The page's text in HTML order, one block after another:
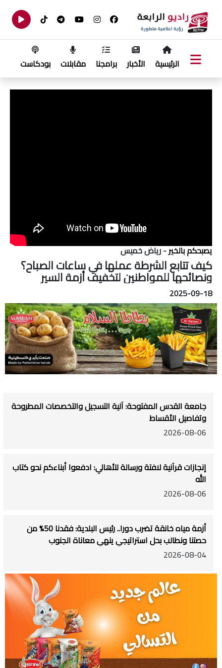
الرئيسية الأخبار برامجنا مقابلات بودكاست
يصبحكم بالخير- رياض خميس
كيف تتابع الشرطة عملها في ساعات الصباح؟
ونصائحها للمواطنين لتخفيف أزمة السير
2025-09-18
جامعة القدس المفتوحة: آلية التسجيل والتخصصات المطروحة
وتفاصيل الأقساط
2026-08-06
إنجازات قرآنية لافتة ورسالة للأهالي: ادفعوا أبناءكم نحو كتاب
الله
2026-08-06
أزمة مياه خانقة تضرب دورا.. رئيس البلدية: فقدنا 50% من
حصتنا ونطالب بحل استراتيجي ينهي معاناة الجنوب
2026-08-04